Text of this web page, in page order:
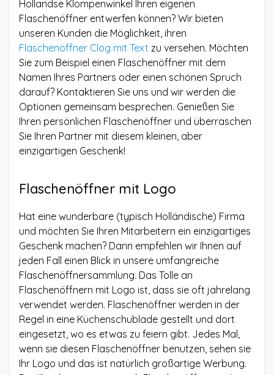
Hollandse Klompenwinkel Ihren eigenen
Flaschenöffner entwerfen können? Wir bieten
unseren Kunden die Möglichkeit, ihren
Flaschenöffner Clog mit Text zu versehen. Möchten
Sie zum Beispiel einen Flaschenöffner mit dem
Namen Ihres Partners oder einen schönen Spruch
darauf? Kontaktieren Sie uns und wir werden die
Optionen gemeinsam besprechen. Genießen Sie
Ihren persönlichen Flaschenöffner und überraschen
Sie Ihren Partner mit diesem kleinen, aber
einzigartigen Geschenk!
Flaschenöffner mit Logo
Hat eine wunderbare (typisch Holländische) Firma
und möchten Sie Ihren Mitarbeitern ein einzigartiges
Geschenk machen? Dann empfehlen wir Ihnen auf
jeden Fall einen Blick in unsere umfangreiche
Flaschenöffnersammlung. Das Tolle an
Flaschenöffnern mit Logo ist, dass sie oft jahrelang
verwendet werden. Flaschenöffner werden in der
Regel in eine Küchenschublade gestellt und dort
eingesetzt, wo es etwas zu feiern gibt. Jedes Mal,
wenn sie diesen Flaschenöffner benutzen, sehen sie
Ihr Logo und das ist natürlich großartige Werbung.